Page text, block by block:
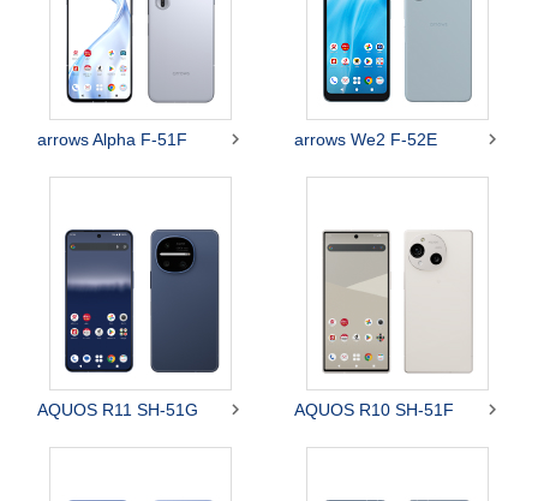
arrows Alpha F-51F  arrows We2 F-52E 
AQUOS R11 SH-51G  AQUOS R10 SH-51F 